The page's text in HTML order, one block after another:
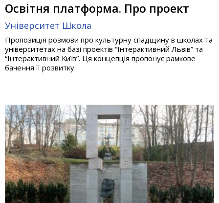
Освітня платформа. Про проект
Університет Школа
Пропозиція розмови про культурну спадщину в школах та
університетах на базі проектів “Інтерактивний Львів” та
“Інтерактивний Київ”. Ця концепція пропонує рамкове
бачення її розвитку.